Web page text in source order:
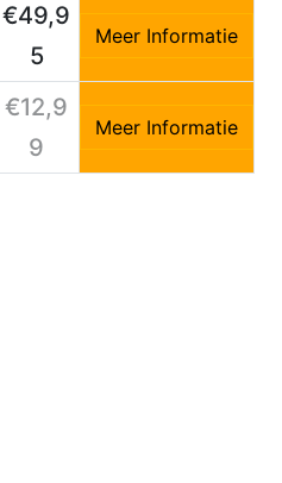
€49,9
5
Meer Informatie
€12,9
9
Meer Informatie